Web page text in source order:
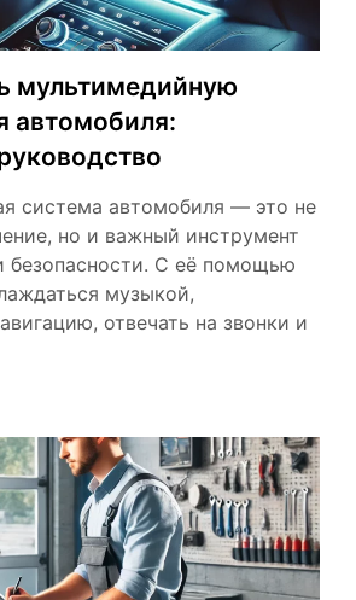
мультимедийную
автомобиля:
система автомобиля — это не
но и важный инструмент
безопасности. С её помощью
музыкой,
отвечать на звонки и